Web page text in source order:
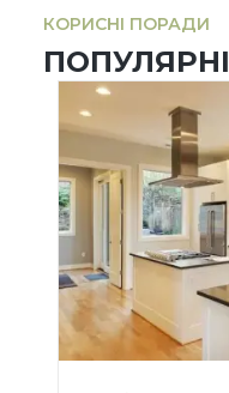
КОРИСНІ ПОРАДИ
ПОПУЛЯРНІ